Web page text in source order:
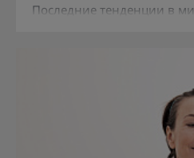
Последние тенденции в